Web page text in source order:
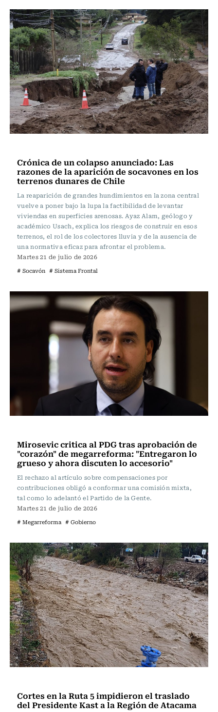
Crónica de un colapso anunciado: Las
razones de la aparición de socavones en los
terrenos dunares de Chile
La reaparición de grandes hundimientos en la zona central
vuelve a poner bajo la lupa la factibilidad de levantar
viviendas en superficies arenosas. Ayaz Alam, geólogo y
académico Usach, explica los riesgos de construir en esos
terrenos, el rol de los colectores lluvia y de la ausencia de
una normativa eficaz para afrontar el problema.
Martes 21 de julio de 2026
# Socavón # Sistema Frontal
Mirosevic critica al PDG tras aprobación de
"corazón" de megarreforma: "Entregaron lo
grueso y ahora discuten lo accesorio"
El rechazo al artículo sobre compensaciones por
contribuciones obligó a conformar una comisión mixta,
tal como lo adelantó el Partido de la Gente.
Martes 21 de julio de 2026
# Megarreforma # Gobierno
Cortes en la Ruta 5 impidieron el traslado
del Presidente Kast a la Región de Atacama